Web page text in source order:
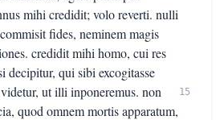
mihi credidit; volo reverti. nulli
fides, neminem magis
credidit mihi homo, cui res
decipitur, qui sibi excogitasse
ut illi inponeremus. non
quod omnem mortis apparatum,
15